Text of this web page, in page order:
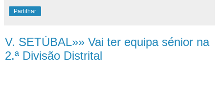
Partilhar
V. SETÚBAL»» Vai ter equipa sénior na
2.ª Divisão Distrital